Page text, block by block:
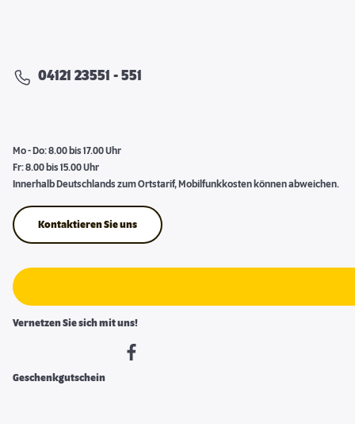
04121 23551 - 551
Mo - Do: 8.00 bis 17.00 Uhr
Fr: 8.00 bis 15.00 Uhr
Innerhalb Deutschlands zum Ortstarif, Mobilfunkkosten können abweichen.
Kontaktieren Sie uns
Vernetzen Sie sich mit uns!
Geschenkgutschein